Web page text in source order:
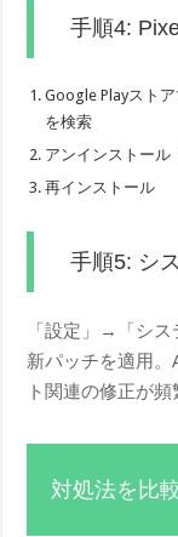
手順4:
Google Playスト
を検索
アンインストール
再インストール
手順5: シ
「設定」→「シ
新パッチを適用
ト関連の修正が頻
対処法を比